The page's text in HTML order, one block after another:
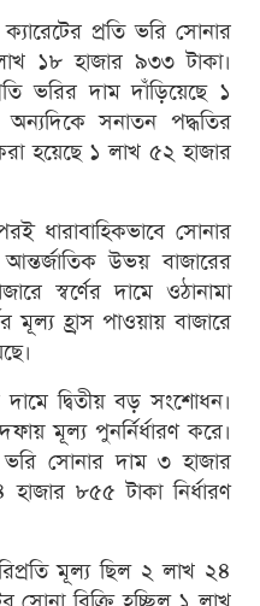
প্রতি ভরি সোনার
১৮ হাজার ৯৩৩ টাকা।
ভরির দাম দাঁড়িয়েছে ১
সনাতন পদ্ধতির
হয়েছে ১ লাখ ৫২ হাজার
ধারাবাহিকভাবে সোনার
উভয় বাজারের
স্বর্ণের দামে ওঠানামা
মূল্য হ্রাস পাওয়ায় বাজারে
দ্বিতীয় বড় সংশোধন।
মূল্য পুনর্নির্ধারণ করে।
সোনার দাম ৩ হাজার
৮৫৫ টাকা নির্ধারণ
মূল্য ছিল ২ লাখ ২৪